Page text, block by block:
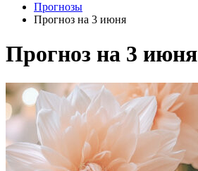
Прогнозы
Прогноз на 3 июня
Прогноз на 3 июня